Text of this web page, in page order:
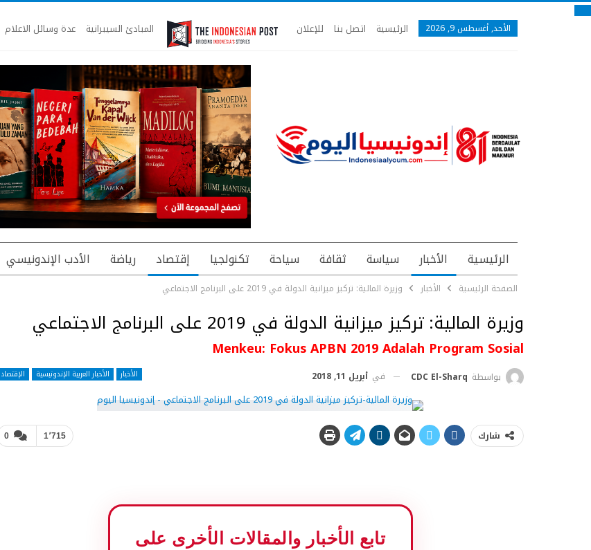
الأحد, أغسطس 9, 2026 الرئيسية اتصل بنا للإعلان المبادئ السيبرانية عدة وسائل الاعلام
الرئيسية الأخبار سياسة ثقافة سياحة تكنولجيا إقتصاد رياضة الأدب الإندونيسي
الصفحة الرئيسية الأخبار وزيرة المالية: تركيز ميزانية الدولة في 2019 على البرنامج الاجتماعي
وزيرة المالية: تركيز ميزانية الدولة في 2019 على البرنامج الاجتماعي
Menkeu: Fokus APBN 2019 Adalah Program Sosial
الأخبار الأخبار العربية الإندونيسية الإقتصاد بواسطة CDC El-Sharq في أبريل 11, 2018
0 1٬715 شارك
تابع الأخبار والمقالات الأخرى على